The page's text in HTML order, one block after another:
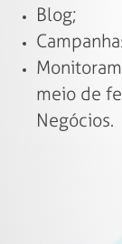
Blog;
meio de
Negócios.